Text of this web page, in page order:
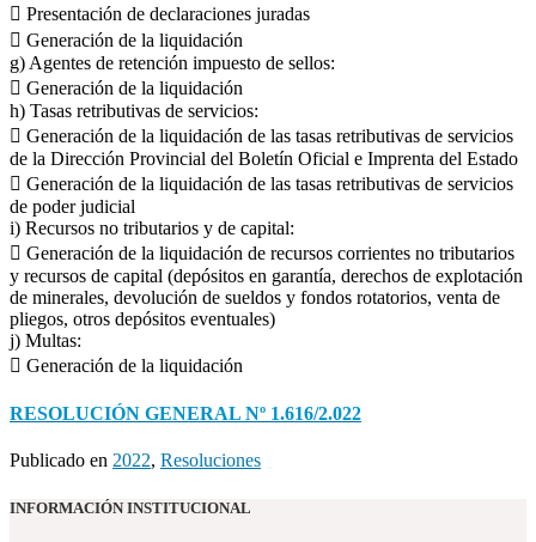
 Presentación de declaraciones juradas
 Generación de la liquidación
g) Agentes de retención impuesto de sellos:
 Generación de la liquidación
h) Tasas retributivas de servicios:
 Generación de la liquidación de las tasas retributivas de servicios
de la Dirección Provincial del Boletín Oficial e Imprenta del Estado
 Generación de la liquidación de las tasas retributivas de servicios
de poder judicial
i) Recursos no tributarios y de capital:
 Generación de la liquidación de recursos corrientes no tributarios
y recursos de capital (depósitos en garantía, derechos de explotación
de minerales, devolución de sueldos y fondos rotatorios, venta de
pliegos, otros depósitos eventuales)
j) Multas:
 Generación de la liquidación
RESOLUCIÓN GENERAL Nº 1.616/2.022
Publicado en 2022, Resoluciones
INFORMACIÓN INSTITUCIONAL